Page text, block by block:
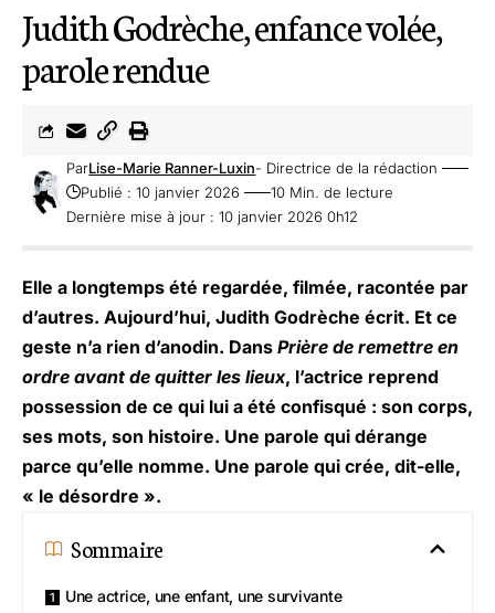
Judith Godrèche, enfance volée,
parole rendue
Dernière mise à jour : 10 janvier 2026 0h12
ParLise-Marie Ranner-Luxin- Directrice de la rédaction
Publié : 10 janvier 2026
10 Min. de lecture
Elle a longtemps été regardée, filmée, racontée par
d’autres. Aujourd’hui, Judith Godrèche écrit. Et ce
geste n’a rien d’anodin. Dans Prière de remettre en
ordre avant de quitter les lieux, l’actrice reprend
possession de ce qui lui a été confisqué : son corps,
ses mots, son histoire. Une parole qui dérange
parce qu’elle nomme. Une parole qui crée, dit-elle,
« le désordre ».
Sommaire
Une actrice, une enfant, une survivante